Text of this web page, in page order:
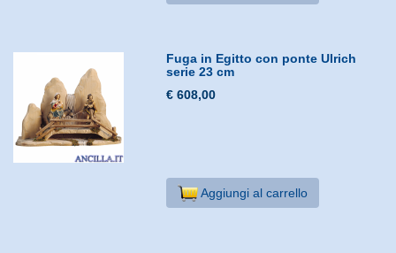
Fuga in Egitto con ponte Ulrich
serie 23 cm
€ 608,00
Aggiungi al carrello